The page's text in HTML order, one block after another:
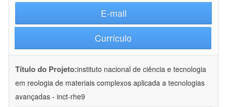
E-mail
Currículo
Título do Projeto:instituto nacional de ciência e tecnologia
em reologia de materiais complexos aplicada a tecnologias
avançadas - inct-rhe9